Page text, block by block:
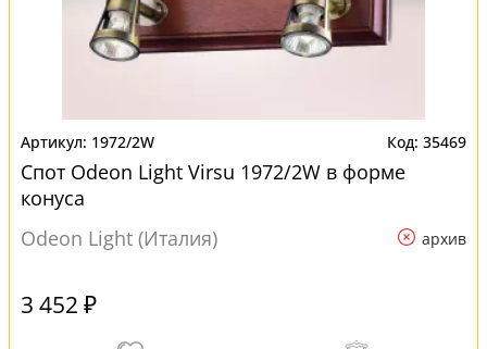
1972/2W 35469
Спот Odeon Light Virsu 1972/2W в форме
конуса
Odeon Light (Италия)
архив
3 452 ₽